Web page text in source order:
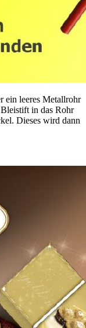
ein leeres Metallrohr
in das Rohr
Dieses wird dann